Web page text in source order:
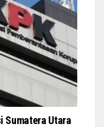
Sumatera Utara